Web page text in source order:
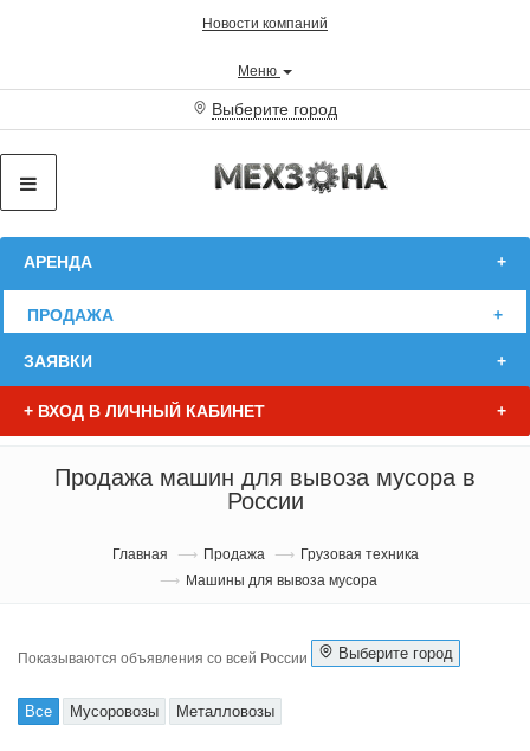
Новости компаний
Меню
Выберите город
АРЕНДА
ПРОДАЖА
ЗАЯВКИ
+ ВХОД В ЛИЧНЫЙ КАБИНЕТ
Продажа машин для вывоза мусора в
России
Главная Продажа
Грузовая техника
Машины для вывоза мусора
Показываются объявления со всей России Выберите город
Все Мусоровозы Металловозы